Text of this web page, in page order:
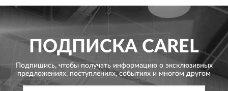
ПОДПИСКА CAREL
Подпишись, чтобы получать информацию о эксклюзивных
предложениях, поступлениях, событиях и многом другом